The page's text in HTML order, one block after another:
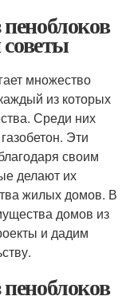
множество
из которых
Среди них
Эти
своим
делают их
жилых домов. В
домов из
и дадим